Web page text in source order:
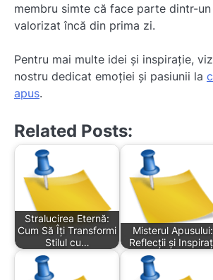
membru simte că face parte dintr-
valorizat încă din prima zi.
Pentru mai multe idei și inspirație,
nostru dedicat emoției și pasiunii la
apus.
Related Posts:
Stralucirea Eternă:
Cum Să Îți Transformi
Stilul cu…
Misterul Apusului:
Reflecții și